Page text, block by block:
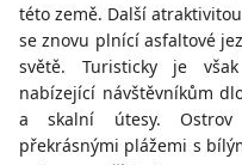
této země. Další atraktivitou
se znovu plnící asfaltové
světě. Turisticky je
nabízející návštěvníkům
a skalní útesy.
překrásnými plážemi s